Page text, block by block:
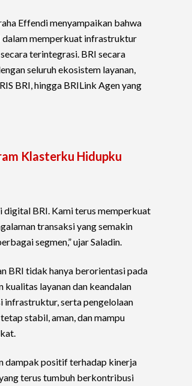
Effendi menyampaikan bahwa
dalam memperkuat infrastruktur
terintegrasi. BRI secara
seluruh ekosistem layanan,
BRI, hingga BRILink Agen yang
Klasterku Hidupku
digital BRI. Kami terus memperkuat
transaksi yang semakin
segmen,” ujar Saladin.
BRI tidak hanya berorientasi pada
layanan dan keandalan
infrastruktur, serta pengelolaan
stabil, aman, dan mampu
dampak positif terhadap kinerja
terus tumbuh berkontribusi